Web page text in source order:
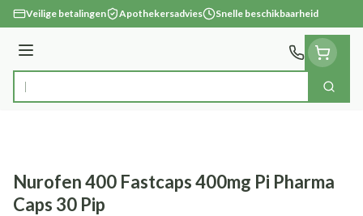
Ga naar de inhoud
Veilige betalingen Apothekersadvies Snelle beschikbaarheid
Menu
Product, merk, categorie... Zoek
Nurofen 400 Fastcaps 400mg Pi Pharma
Caps 30 Pip